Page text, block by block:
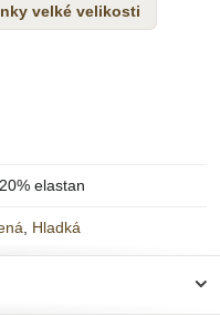
velké velikosti
elastan
Hladká